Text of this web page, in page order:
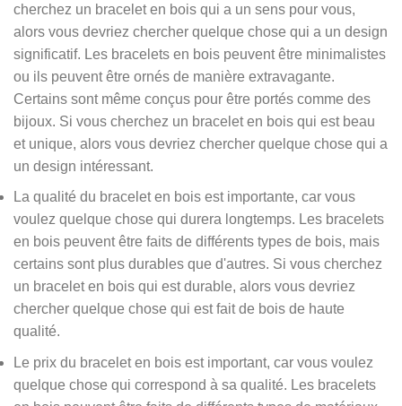
cherchez un bracelet en bois qui a un sens pour vous,
alors vous devriez chercher quelque chose qui a un design
significatif. Les bracelets en bois peuvent être minimalistes
ou ils peuvent être ornés de manière extravagante.
Certains sont même conçus pour être portés comme des
bijoux. Si vous cherchez un bracelet en bois qui est beau
et unique, alors vous devriez chercher quelque chose qui a
un design intéressant.
La qualité du bracelet en bois est importante, car vous
voulez quelque chose qui durera longtemps. Les bracelets
en bois peuvent être faits de différents types de bois, mais
certains sont plus durables que d'autres. Si vous cherchez
un bracelet en bois qui est durable, alors vous devriez
chercher quelque chose qui est fait de bois de haute
qualité.
Le prix du bracelet en bois est important, car vous voulez
quelque chose qui correspond à sa qualité. Les bracelets